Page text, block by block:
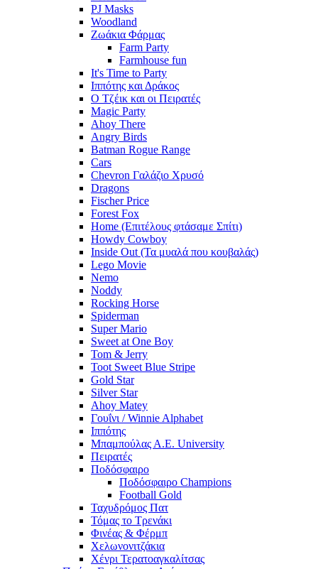
PJ Masks
Woodland
Ζωάκια Φάρμας
Farm Party
Farmhouse fun
It's Time to Party
Ιππότης και Δράκος
Ο Τζέικ και οι Πειρατές
Magic Party
Ahoy There
Angry Birds
Batman Rogue Range
Cars
Chevron Γαλάζιο Χρυσό
Dragons
Fischer Price
Forest Fox
Home (Επιτέλους φτάσαμε Σπίτι)
Howdy Cowboy
Inside Out (Τα μυαλά που κουβαλάς)
Lego Movie
Nemo
Noddy
Rocking Horse
Spiderman
Super Mario
Sweet at One Boy
Tom & Jerry
Toot Sweet Blue Stripe
Gold Star
Silver Star
Ahoy Matey
Γουΐνι / Winnie Alphabet
Ιππότης
Μπαμπούλας Α.Ε. University
Πειρατές
Ποδόσφαιρο
Ποδόσφαιρο Champions
Football Gold
Ταχυδρόμος Πατ
Τόμας το Τρενάκι
Φινέας & Φέρμπ
Χελωνονιτζάκια
Χένρι Τερατοαγκαλίτσας